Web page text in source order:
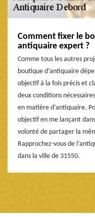
Comment fixer le
antiquaire expert ?
Comme tous les autres
boutique d’antiquaire
objectif à la fois précis et
deux conditions
en matière d’antiquaire.
objectif en me lançant
volonté de partager la
Rapprochez-vous de
dans la ville de 31550.